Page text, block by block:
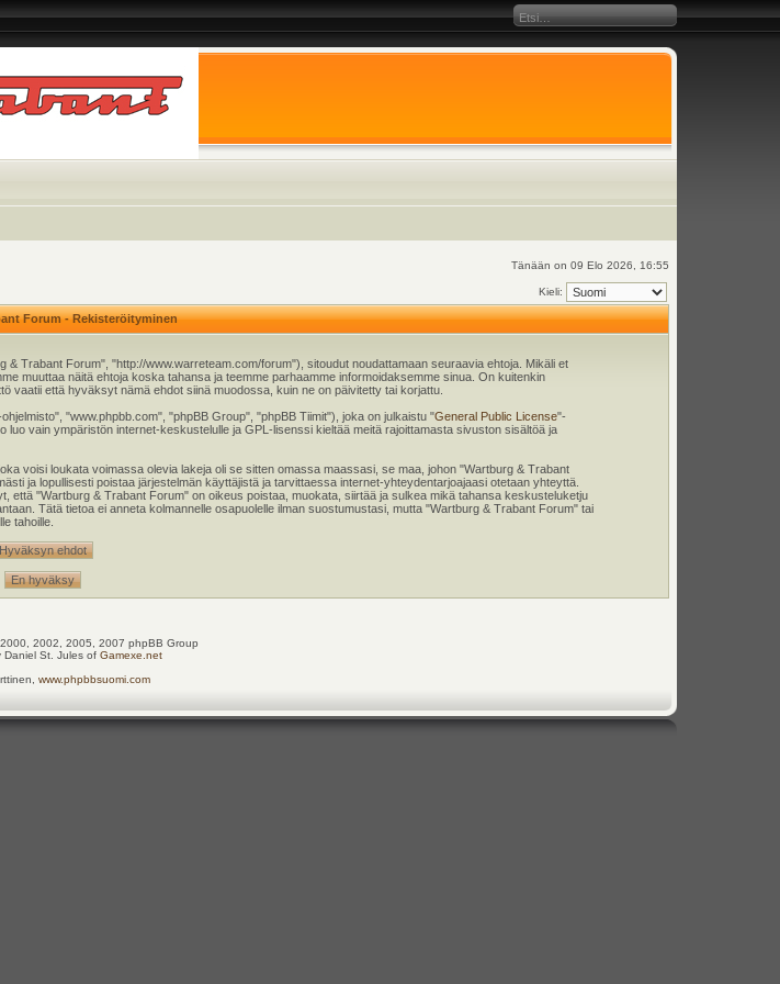
Tänään on 09 Elo 2026, 16:55
Kieli:
Forum - Rekisteröityminen
Trabant Forum", "http://www.warreteam.com/forum"), sitoudut noudattamaan seuraavia ehtoja. Mikäli et
muuttaa näitä ehtoja koska tahansa ja teemme parhaamme informoidaksemme sinua. On kuitenkin
että hyväksyt nämä ehdot siinä muodossa, kuin ne on päivitetty tai korjattu.
"www.phpbb.com", "phpBB Group", "phpBB Tiimit"), joka on julkaistu "General Public License"-
luo vain ympäristön internet-keskustelulle ja GPL-lisenssi kieltää meitä rajoittamasta sivuston sisältöä ja
voisi loukata voimassa olevia lakeja oli se sitten omassa maassasi, se maa, johon "Wartburg & Trabant
ja lopullisesti poistaa järjestelmän käyttäjistä ja tarvittaessa internet-yhteydentarjoajaasi otetaan yhteyttä.
että "Wartburg & Trabant Forum" on oikeus poistaa, muokata, siirtää ja sulkea mikä tahansa keskusteluketju
Tätä tietoa ei anneta kolmannelle osapuolelle ilman suostumustasi, mutta "Wartburg & Trabant Forum" tai
tahoille.
2002, 2005, 2007 phpBB Group
Daniel St. Jules ofGamexe.net
www.phpbbsuomi.com